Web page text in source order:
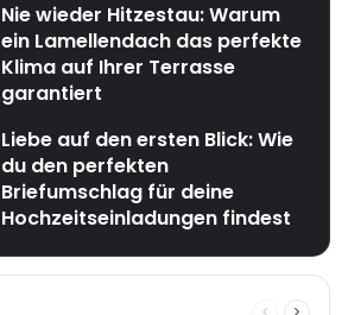
Nie wieder Hitzestau: Warum
ein Lamellendach das perfekte
Klima auf Ihrer Terrasse
garantiert
Liebe auf den ersten Blick: Wie
du den perfekten
Briefumschlag für deine
Hochzeitseinladungen findest